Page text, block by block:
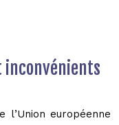
inconvénients
l’Union européenne